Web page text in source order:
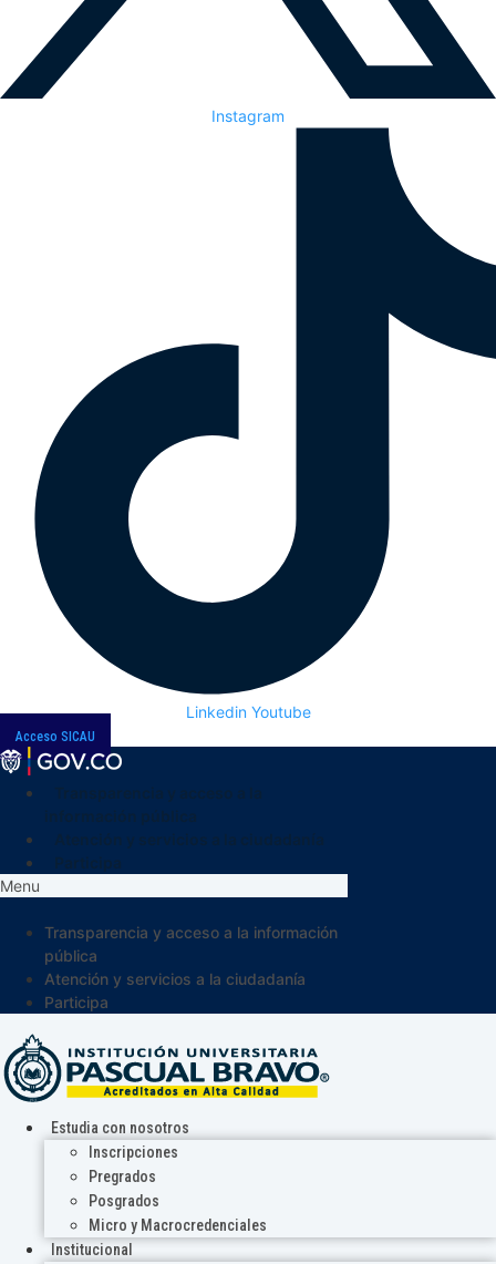
Instagram
Linkedin Youtube
Acceso SICAU
Menu
Transparencia y acceso a la información
pública
Atención y servicios a la ciudadanía
Participa
Estudia con nosotros
Inscripciones
Pregrados
Posgrados
Micro y Macrocredenciales
Institucional